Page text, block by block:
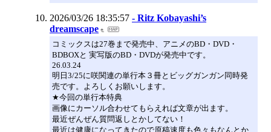
2026/03/26 18:35:57 - Ritz Kobayashi’s
dreamscape
コミックスは27巻まで発売中、アニメのBD・DVD・
BDBOXと 実写版のBD・DVDが発売中です。
26.03.24
明日3/25に咲関連の単行本３冊とビッグガンガン同時発
売です。よろしくお願いします。
★今回の単行本特典
画像にカーソル合わせてもらえれば文章が出ます。
最近ぜんぜん質問返しとかしてない！
最近は健康になってきたので原稿速度も色々もなんとか